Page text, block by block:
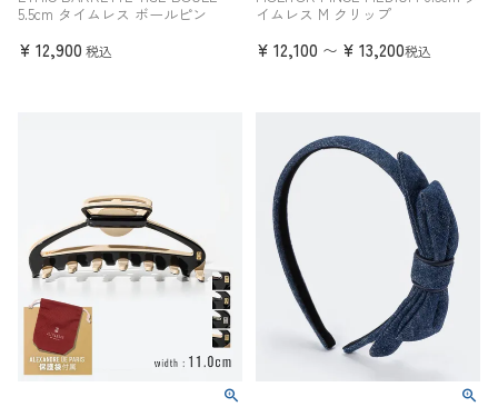
5.5cm タイムレス ボールピン
¥ 12,900 税込
イムレス M クリップ
¥ 12,100 〜 ¥ 13,200税込